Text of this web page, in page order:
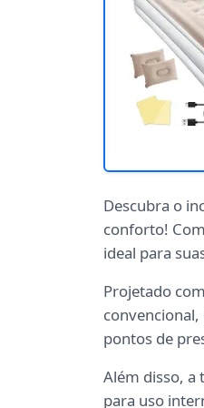
Descubra o
conforto!
ideal para
Projetado
pontos de
Além disso, a
para uso